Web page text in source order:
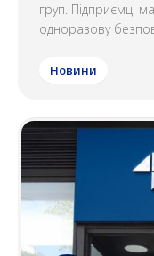
груп. Підприємці
одноразову
Новини